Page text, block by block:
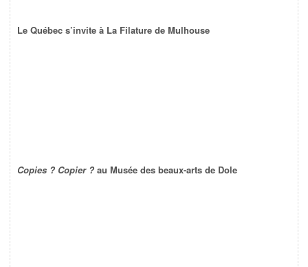
Le Québec s’invite à La Filature de Mulhouse
Copies ? Copier ? au Musée des beaux-arts de Dole